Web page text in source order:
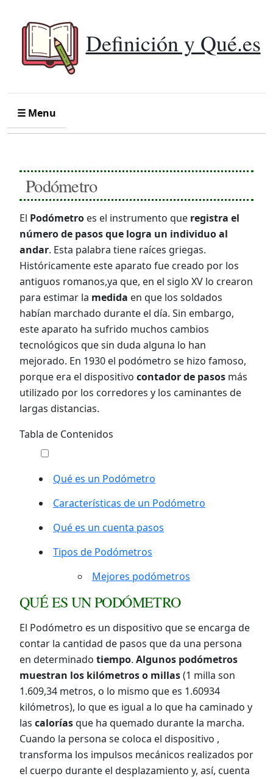
Definición y Qué.es
☰ Menu
Podómetro
El Podómetro es el instrumento que registra el
número de pasos que logra un individuo al
andar. Esta palabra tiene raíces griegas.
Históricamente este aparato fue creado por los
antiguos romanos,ya que, en el siglo XV lo crearon
para estimar la medida en que los soldados
habían marchado durante el día. Sin embargo,
este aparato ha sufrido muchos cambios
tecnológicos que sin duda alguna lo han
mejorado. En 1930 el podómetro se hizo famoso,
porque era el dispositivo contador de pasos más
utilizado por los corredores y los caminantes de
largas distancias.
Tabla de Contenidos
Qué es un Podómetro
Características de un Podómetro
Qué es un cuenta pasos
Tipos de Podómetros
Mejores podómetros
QUÉ ES UN PODÓMETRO
El Podómetro es un dispositivo que se encarga de
contar la cantidad de pasos que da una persona
en determinado tiempo. Algunos podómetros
muestran los kilómetros o millas(1 milla son
1.609,34 metros, o lo mismo que es 1.60934
kilómetros), lo que es igual a lo que ha caminado y
las caloríasque ha quemado durante la marcha.
Cuando la persona se coloca el dispositivo ,
transforma los impulsos mecánicos realizados por
el cuerpo durante el desplazamiento y, así, cuenta